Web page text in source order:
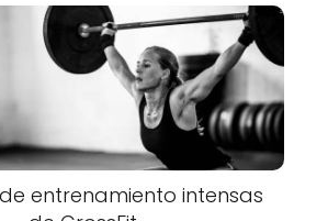
entrenamiento intensas